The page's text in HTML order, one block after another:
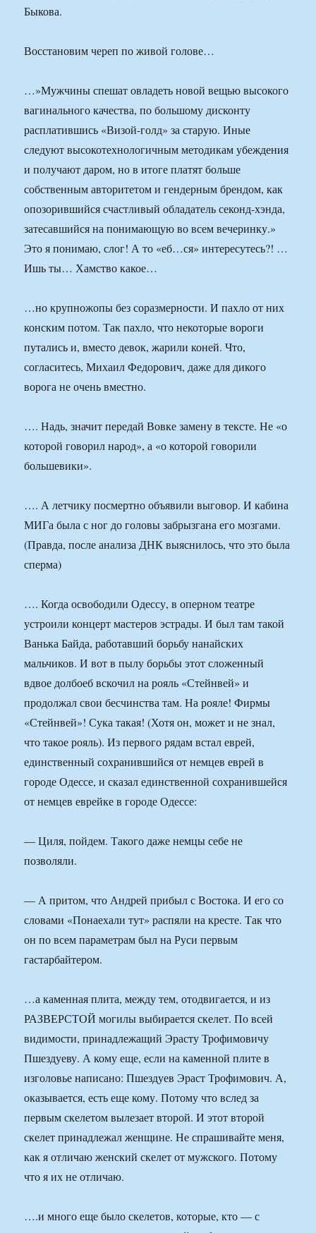
Быкова.
Восстановим череп по живой голове…
…»Мужчины спешат овладеть новой вещью высокого
вагинального качества, по большому дисконту
расплатившись «Визой-голд» за старую. Иные
следуют высокотехнологичным методикам убеждения
и получают даром, но в итоге платят больше
собственным авторитетом и гендерным брендом, как
опозорившийся счастливый обладатель секонд-хэнда,
затесавшийся на понимающую во всем вечеринку.»
Это я понимаю, слог! А то «еб…ся» интересутесь?! …
Ишь ты… Хамство какое…
…но крупножопы без соразмерности. И пахло от них
конским потом. Так пахло, что некоторые вороги
путались и, вместо девок, жарили коней. Что,
согласитесь, Михаил Федорович, даже для дикого
ворога не очень вместно.
…. Надь, значит передай Вовке замену в тексте. Не «о
которой говорил народ», а «о которой говорили
большевики».
…. А летчику посмертно объявили выговор. И кабина
МИГа была с ног до головы забрызгана его мозгами.
(Правда, после анализа ДНК выяснилось, что это была
сперма)
…. Когда освободили Одессу, в оперном театре
устроили концерт мастеров эстрады. И был там такой
Ванька Байда, работавший борьбу нанайских
мальчиков. И вот в пылу борьбы этот сложенный
вдвое долбоеб вскочил на рояль «Стейнвей» и
продолжал свои бесчинства там. На рояле! Фирмы
«Стейнвей»! Сука такая! (Хотя он, может и не знал,
что такое рояль). Из первого рядам встал еврей,
единственный сохранившийся от немцев еврей в
городе Одессе, и сказал единственной сохранившейся
от немцев еврейке в городе Одессе:
— Циля, пойдем. Такого даже немцы себе не
позволяли.
— А притом, что Андрей прибыл с Востока. И его со
словами «Понаехали тут» распяли на кресте. Так что
он по всем параметрам был на Руси первым
гастарбайтером.
…а каменная плита, между тем, отодвигается, и из
РАЗВЕРСТОЙ могилы выбирается скелет. По всей
видимости, принадлежащий Эрасту Трофимовичу
Пшездуеву. А кому еще, если на каменной плите в
изголовье написано: Пшездуев Эраст Трофимович. А,
оказывается, есть еще кому. Потому что вслед за
первым скелетом вылезает второй. И этот второй
скелет принадлежал женщине. Не спрашивайте меня,
как я отличаю женский скелет от мужского. Потому
что я их не отличаю.
….и много еще было скелетов, которые, кто — с